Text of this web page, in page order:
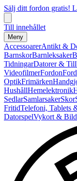
Sälj ditt fordon gratis!
Till innehållet
Meny
AccessoarerAntikt &
BarnskorBarnleksaker
TidningarDatorer &
VideofilmerFordon
OptikFrimärken
HushållHemelektronik
SedlarSamlarsakerSkor
FritidTelefoni, Tablets
DatorspelVykort &